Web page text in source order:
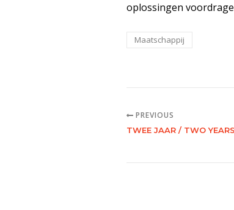
oplossingen
Maatschappij
PREVIOUS
TWEE JAAR / TWO